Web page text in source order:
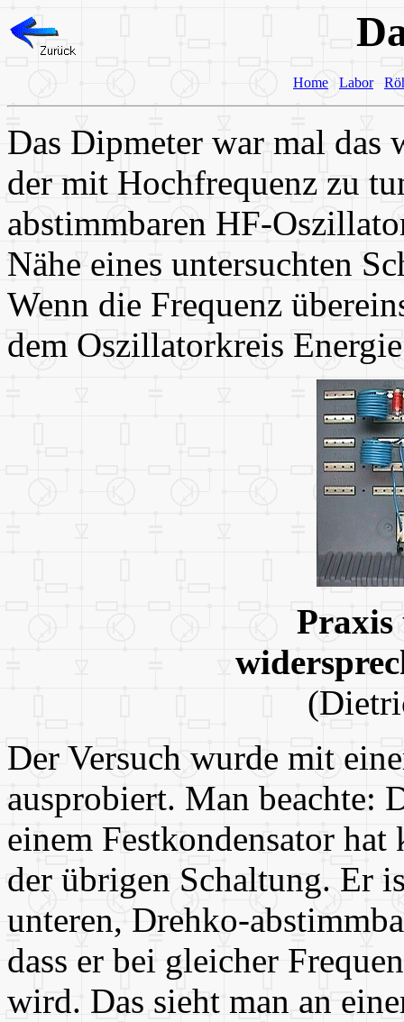
Home Labor
Das Dipmeter war mal das
der mit Hochfrequenz zu
abstimmbaren HF-
Nähe eines untersuchten
Wenn die Frequenz
dem Oszillatorkreis
Praxis
Der Versuch wurde mit
ausprobiert. Man beachte:
einem Festkondensator
der übrigen Schaltung. Er
unteren, Drehko-
dass er bei gleicher
wird. Das sieht man an